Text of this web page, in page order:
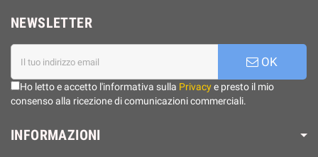
NEWSLETTER
OK
Ho letto e accetto l'informativa sulla Privacye presto il mio
consenso alla ricezione di comunicazioni commerciali.
INFORMAZIONI